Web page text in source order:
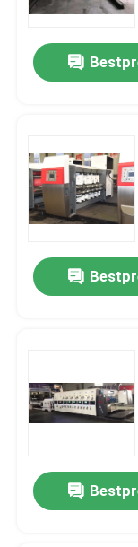
Videos
Über uns